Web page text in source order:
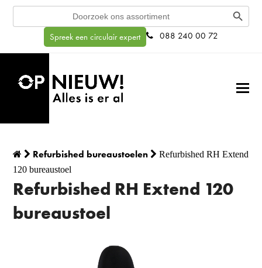
Search
Search Button
Spreek een circulair expert 088 240 00 72
Refurbished bureaustoelen
Refurbished RH Extend
120 bureaustoel
Refurbished RH Extend 120
bureaustoel